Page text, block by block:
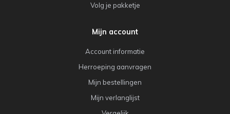
Volg je pakketje
Mijn account
Account informatie
Herroeping aanvragen
Mijn bestellingen
Mijn verlanglijst